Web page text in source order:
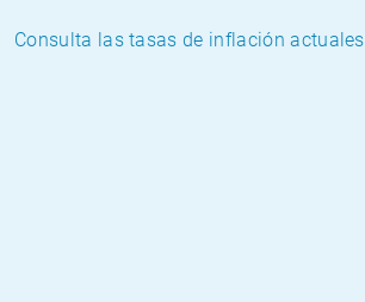
Consulta las tasas de inflación actuales